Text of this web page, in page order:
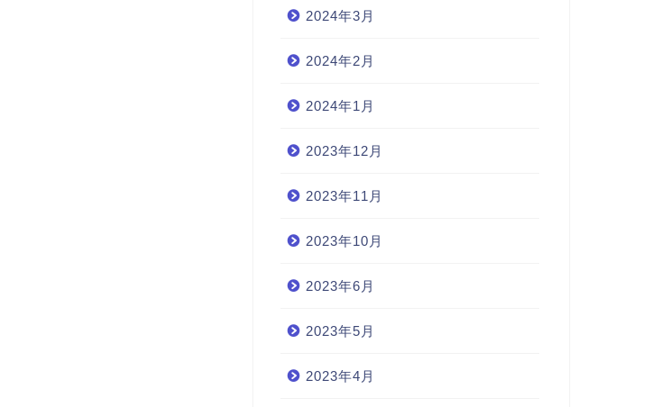
2024年3月
2024年2月
2024年1月
2023年12月
2023年11月
2023年10月
2023年6月
2023年5月
2023年4月